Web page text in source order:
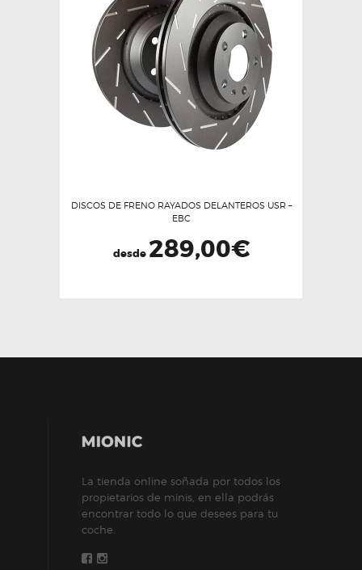
DISCOS DE FRENO RAYADOS DELANTEROS USR –
EBC
desde 289,00€
elegir
en
la
La tienda online soñada por todos los
propietarios de minis, en ella podrás
encontrar todo lo que desees para tu
coche.